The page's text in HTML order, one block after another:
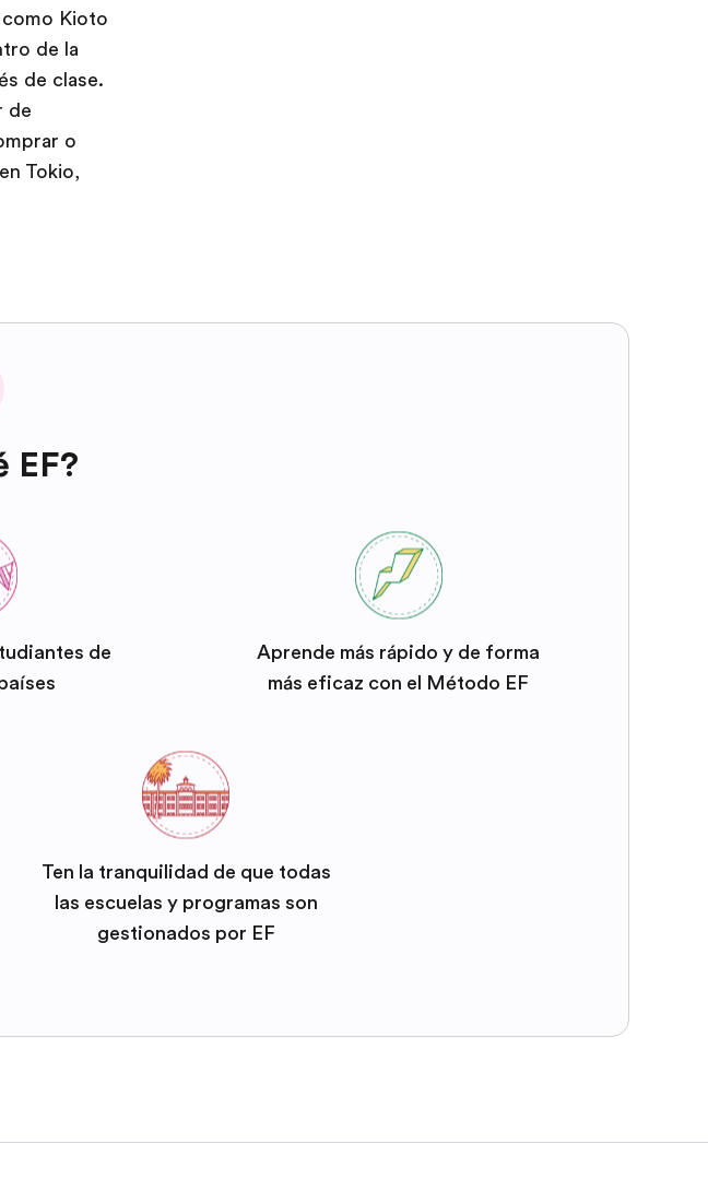
Kioto
de la
de clase.
de
o
Tokio,
EF?
de
Aprende más rápido y de forma
más eficaz con el Método EF
Ten la tranquilidad de que todas
las escuelas y programas son
gestionados por EF